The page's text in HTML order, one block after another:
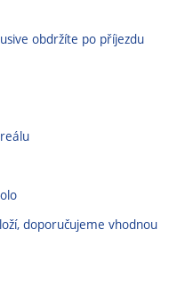
obdržíte po příjezdu
doporučujeme vhodnou